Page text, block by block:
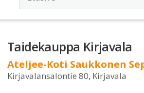
Taidekauppa Kirjavala
Ateljee-Koti Saukkonen
Kirjavalansalontie 80, Kirjavala